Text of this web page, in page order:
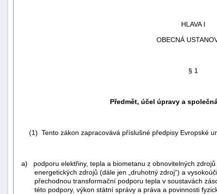
HLAVA I
OBECNÁ
§ 1
Předmět, účel úpravy a
(1) Tento zákon zapracovává příslušné předpisy Evropské
a) podporu elektřiny, tepla a biometanu z obnovitelných
energetických zdrojů (dále jen „druhotný zdroj“) a
přechodnou transformační podporu tepla v soustavách
této podpory, výkon státní správy a práva a povinnosti